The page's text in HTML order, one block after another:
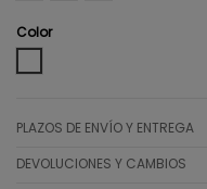
Color
PLAZOS DE ENVÍO Y ENTREGA
DEVOLUCIONES Y CAMBIOS